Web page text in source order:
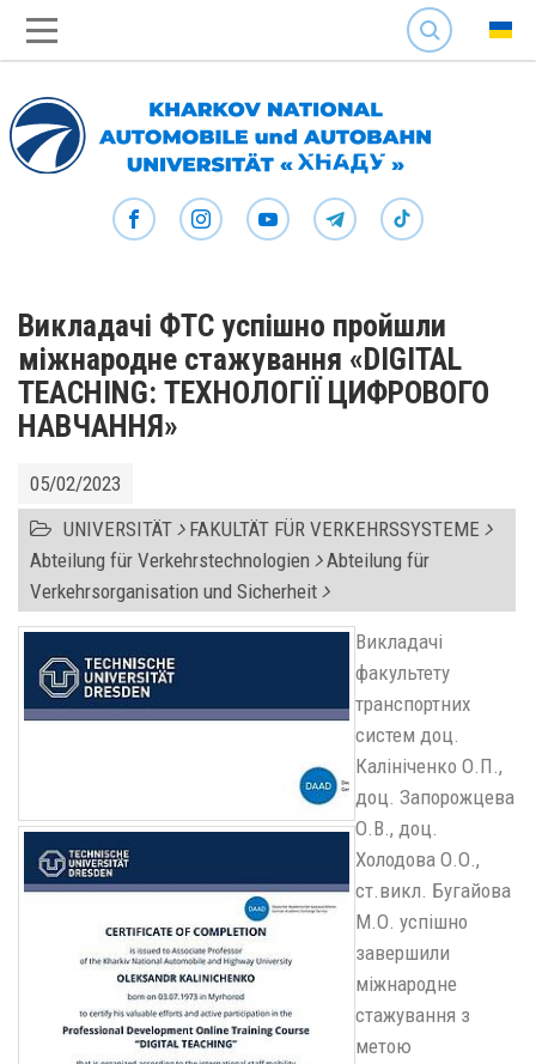
SEARCH
Викладачі ФТС успішно пройшли
міжнародне стажування «DIGITAL
TEACHING: ТЕХНОЛОГІЇ ЦИФРОВОГО
НАВЧАННЯ»
05/02/2023
UNIVERSITÄT FAKULTÄT FÜR VERKEHRSSYSTEME
Abteilung für Verkehrstechnologien Abteilung für
Verkehrsorganisation und Sicherheit
Викладачі
факультету
транспортних
систем доц.
Калініченко О.П.,
доц. Запорожцева
О.В., доц.
Холодова О.О.,
ст.викл. Бугайова
М.О. успішно
завершили
міжнародне
стажування з
метою